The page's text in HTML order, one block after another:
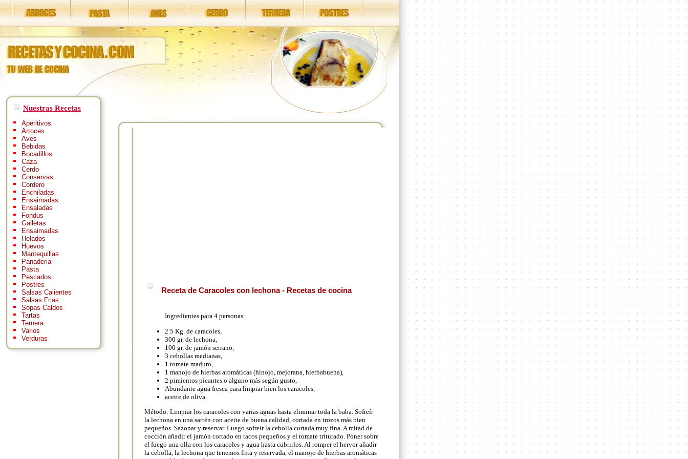
Nuestras Recetas
Aperitivos
Arroces
Aves
Bebidas
Bocadillos
Caza
Cerdo
Conservas
Cordero
Enchiladas
Ensaimadas
Ensaladas
Fondus
Galletas
Ensaimadas
Helados
Huevos
Mantequillas
Panaderia
Pasta
Pescados
Postres
Salsas Calientes
Salsas Frias
Sopas Caldos
Tartas
Ternera
Varios
Verduras
Receta de Caracoles con lechona - Recetas de cocina
Ingredientes para 4 personas:
2.5 Kg. de caracoles,
300 gr. de lechona,
100 gr. de jamón serrano,
3 cebollas medianas,
1 tomate maduro,
1 manojo de hierbas aromáticas (hinojo, mejorana, hierbabuena),
2 pimientos picantes o alguno más según gusto,
Abundante agua fresca para limpiar bien los caracoles,
aceite de oliva.
Método: Limpiar los caracoles con varias aguas hasta eliminar toda la baba. Sofreír
la lechona en una sartén con aceite de buena calidad, cortada en trozos más bien
pequeños. Sazonar y reservar. Luego sofreír la cebolla cortada muy fina. A mitad de
cocción añadir el jamón cortado en tacos pequeños y el tomate triturado. Poner sobre
el fuego una olla con los caracoles y agua hasta cubrirlos. Al romper el hervor añadir
la cebolla, la lechona que tenemos frita y reservada, el manojo de hierbas aromáticas